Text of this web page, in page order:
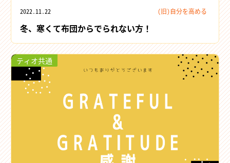
2022.11.22 (旧)自分を高める
冬、寒くて布団からでられない方！
ティオ共通